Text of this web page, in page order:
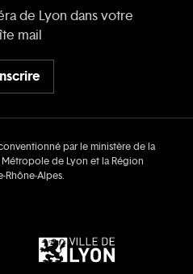
de Lyon dans votre
mail
par le ministère de la
de Lyon et la Région